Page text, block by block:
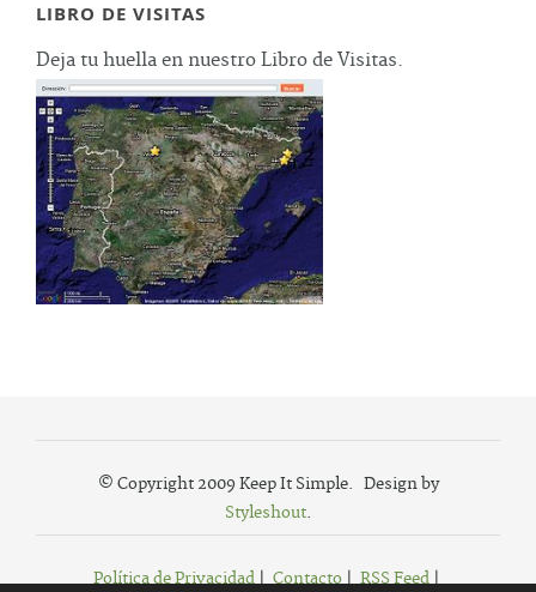
LIBRO DE VISITAS
Deja tu huella en nuestro Libro de Visitas.
© Copyright 2009 Keep It Simple. Design by
Styleshout.
Política de Privacidad| Contacto| RSS Feed|